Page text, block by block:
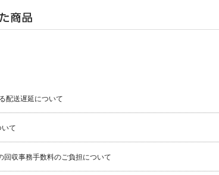
配送遅延について
いて
回収事務手数料のご負担について